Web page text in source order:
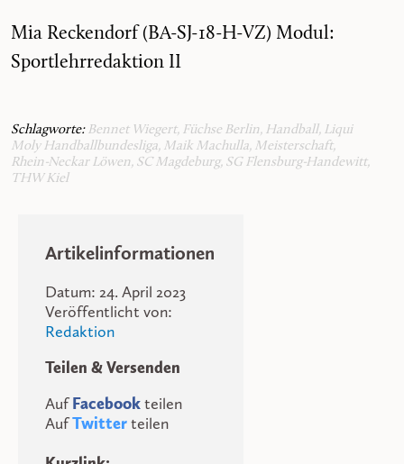
Mia Reckendorf (BA-SJ-18-H-VZ) Modul:
Sportlehrredaktion II
Schlagworte: Bennet Wiegert, Füchse Berlin, Handball, Liqui
Moly Handballbundesliga, Maik Machulla, Meisterschaft,
Rhein-Neckar Löwen, SC Magdeburg, SG Flensburg-Handewitt,
THW Kiel
Artikelinformationen
Datum: 24. April 2023
Veröffentlicht von:
Redaktion
Teilen & Versenden
AufFacebookteilen
AufTwitterteilen